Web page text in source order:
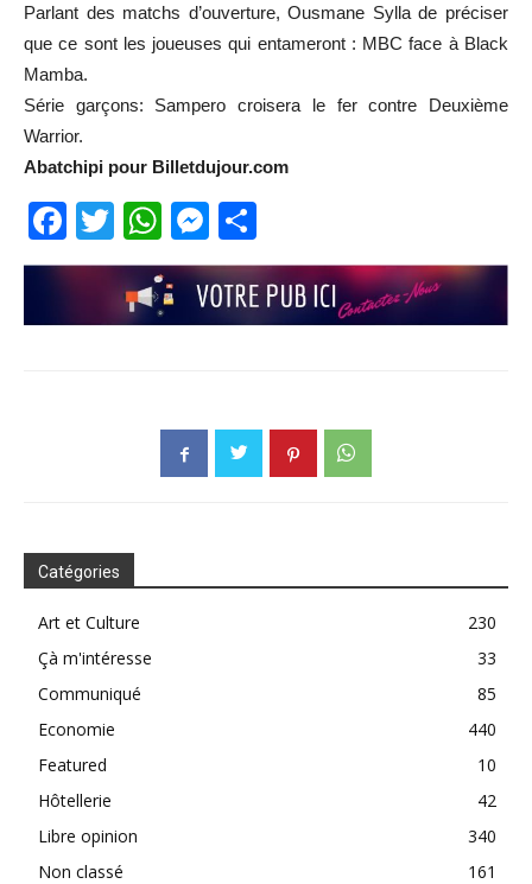
Parlant des matchs d’ouverture, Ousmane Sylla de préciser
que ce sont les joueuses qui entameront : MBC face à Black
Mamba.
Série garçons: Sampero croisera le fer contre Deuxième
Warrior.
Abatchipi pour Billetdujour.com
Facebook
TwitterWhatsApp
Messenger
Catégories
Art et Culture
230
Çà m'intéresse
33
Communiqué
85
Economie
440
Featured
10
Hôtellerie
42
Libre opinion
340
Non classé
161